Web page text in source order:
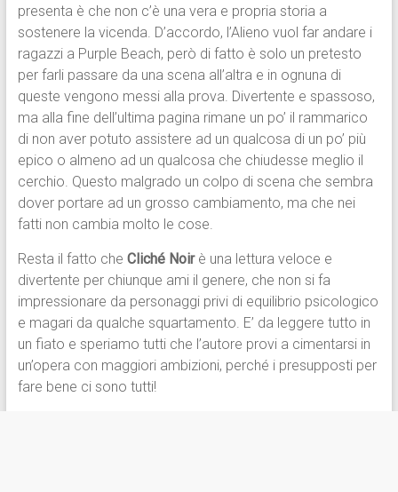
presenta è che non c’è una vera e propria storia a
sostenere la vicenda. D’accordo, l’Alieno vuol far andare i
ragazzi a Purple Beach, però di fatto è solo un pretesto
per farli passare da una scena all’altra e in ognuna di
queste vengono messi alla prova. Divertente e spassoso,
ma alla fine dell’ultima pagina rimane un po’ il rammarico
di non aver potuto assistere ad un qualcosa di un po’ più
epico o almeno ad un qualcosa che chiudesse meglio il
cerchio. Questo malgrado un colpo di scena che sembra
dover portare ad un grosso cambiamento, ma che nei
fatti non cambia molto le cose.
Resta il fatto che Cliché Noirè una lettura veloce e
divertente per chiunque ami il genere, che non si fa
impressionare da personaggi privi di equilibrio psicologico
e magari da qualche squartamento. E’ da leggere tutto in
un fiato e speriamo tutti che l’autore provi a cimentarsi in
un’opera con maggiori ambizioni, perché i presupposti per
fare bene ci sono tutti!